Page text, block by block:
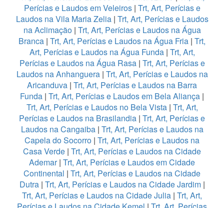
Perícias e Laudos em Veleiros| Trt, Art, Perícias e
Laudos na Vila Maria Zelia| Trt, Art, Perícias e Laudos
na Aclimação| Trt, Art, Perícias e Laudos na Água
Branca | Trt, Art, Perícias e Laudos na Água Fria | Trt,
Art, Perícias e Laudos na Água Funda| Trt, Art,
Perícias e Laudos na Água Rasa | Trt, Art, Perícias e
Laudos na Anhanguera| Trt, Art, Perícias e Laudos na
Aricanduva | Trt, Art, Perícias e Laudos na Barra
Funda | Trt, Art, Perícias e Laudos em Bela Aliança |
Trt, Art, Perícias e Laudos no Bela Vista| Trt, Art,
Perícias e Laudos na Brasilandia | Trt, Art, Perícias e
Laudos na Cangaiba| Trt, Art, Perícias e Laudos na
Capela do Socorro | Trt, Art, Perícias e Laudos na
Casa Verde | Trt, Art, Perícias e Laudos na Cidade
Ademar| Trt, Art, Perícias e Laudos em Cidade
Continental | Trt, Art, Perícias e Laudos na Cidade
Dutra | Trt, Art, Perícias e Laudos na Cidade Jardim|
Trt, Art, Perícias e Laudos na Cidade Julia | Trt, Art,